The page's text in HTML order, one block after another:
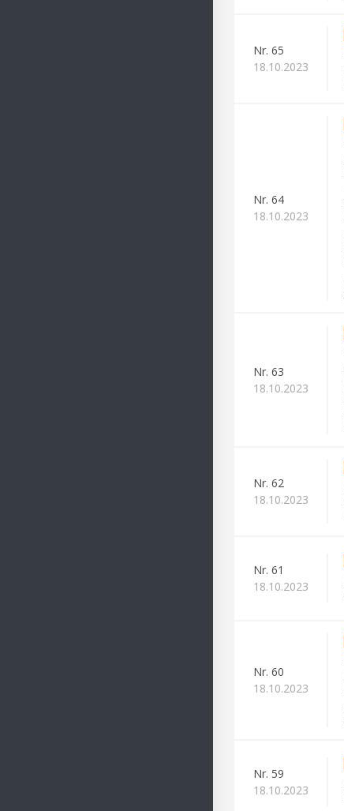
Nr. 65
18.10.2023
Nr. 64
18.10.2023
Nr. 63
18.10.2023
Nr. 62
18.10.2023
Nr. 61
18.10.2023
Nr. 60
18.10.2023
Nr. 59
18.10.2023